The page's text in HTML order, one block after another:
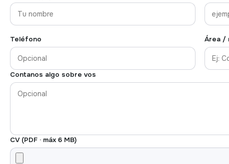
Teléfono Área /
Contanos algo sobre vos
CV (PDF · máx 6 MB)